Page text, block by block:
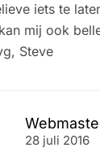
iets te
mij ook
Steve
28 juli 2016